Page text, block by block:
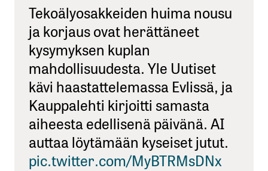
Tekoälyosakkeiden huima nousu
ja korjaus ovat herättäneet
kysymyksen kuplan
mahdollisuudesta. Yle Uutiset
kävi haastattelemassa Evlissä, ja
Kauppalehti kirjoitti samasta
aiheesta edellisenä päivänä. AI
auttaa löytämään kyseiset jutut.
pic.twitter.com/MyBTRMsDNx